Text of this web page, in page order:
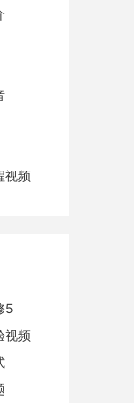
视频
5
视频